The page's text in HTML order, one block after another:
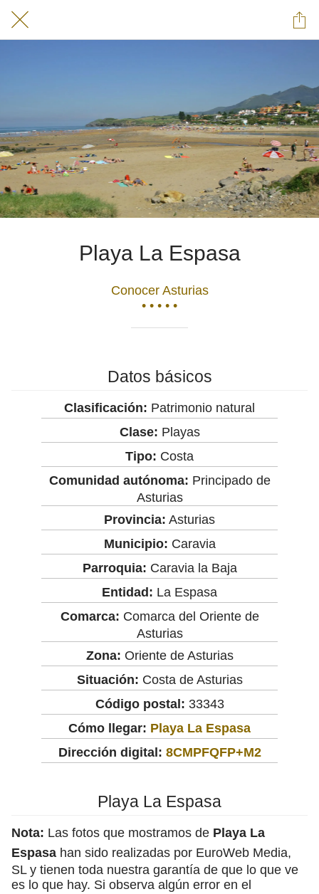
Playa La Espasa
Conocer Asturias
• • • • •
Datos básicos
Clasificación: Patrimonio natural
Clase: Playas
Tipo: Costa
Comunidad autónoma: Principado de
Asturias
Provincia: Asturias
Municipio: Caravia
Parroquia: Caravia la Baja
Entidad: La Espasa
Comarca: Comarca del Oriente de
Asturias
Zona: Oriente de Asturias
Situación: Costa de Asturias
Código postal: 33343
Cómo llegar: Playa La Espasa
Dirección digital: 8CMPFQFP+M2
Playa La Espasa
Nota: Las fotos que mostramos de Playa La
Espasa han sido realizadas por EuroWeb Media,
SL y tienen toda nuestra garantía de que lo que ve
es lo que hay. Si observa algún error en el